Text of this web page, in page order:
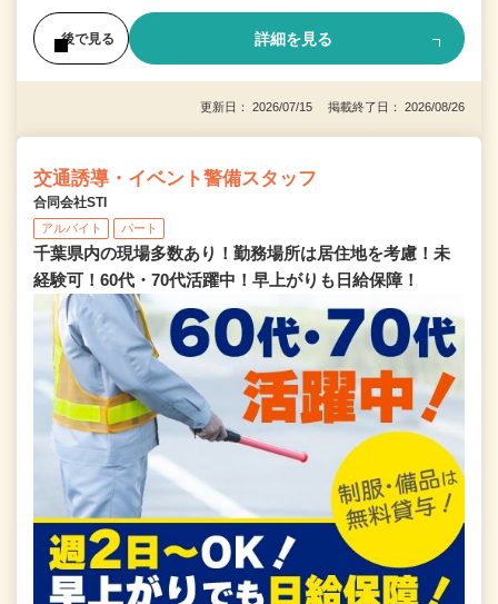
後で見る 詳細を見る
更新日： 2026/07/15 掲載終了日： 2026/08/26
交通誘導・イベント警備スタッフ
合同会社STI
アルバイト パート
千葉県内の現場多数あり！勤務場所は居住地を考慮！未
経験可！60代・70代活躍中！早上がりも日給保障！